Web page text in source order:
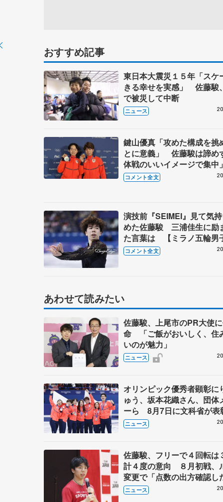
おすすめ記事
東日本大震災１５年「スケ
きる幸せを実感」 佐藤駿
で被災して中断
ニュース
鍵山優真「攻めた構成を挑
とに意義」 佐藤駿は諦め
体戦のいいイメージで集中
ダリスト会見】
コメント全文
演技前『SEIMEI』見て気
めた佐藤駿 三浦佳生に励
た言葉は 【ミラノ五輪男
ー】
コメント全文
あわせて読みたい
佐藤駿、上尾市のPR大使
命 「ご飯がおいしく、住
いのが魅力」
ニュース
オリンピック優秀者顕彰に
ゅう、坂本花織さん、団体
ーら 8月7日に文科省が表
ブルーノ・マルコット、中
らコーチも
ニュース
佐藤駿、フリーで４回転は
計４度の意向 ８月初戦、
変更で「点数の出方確認し
ニュース